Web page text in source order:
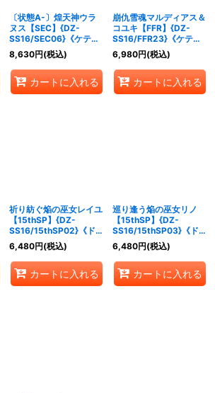
〔状態A-〕煌天神ウラ
ヌス【SEC】{DZ-
SS16/SEC06}《ケテル
サンクチュアリ》
8,630円(税込)
カートに入れる
崩仇雪魂マルディアス＆
コユキ【FFR】{DZ-
SS16/FFR23}《ケテル
サンクチュアリ/ドラゴ
ンエンパイア》
6,980円(税込)
カートに入れる
祈り紡ぐ焔の巫女レイユ
【15thSP】{DZ-
SS16/15thSP02}《ドラ
ゴンエンパイア》
6,480円(税込)
カートに入れる
巡り逢う焔の巫女リノ
【15thSP】{DZ-
SS16/15thSP03}《ドラ
ゴンエンパイア》
6,480円(税込)
カートに入れる